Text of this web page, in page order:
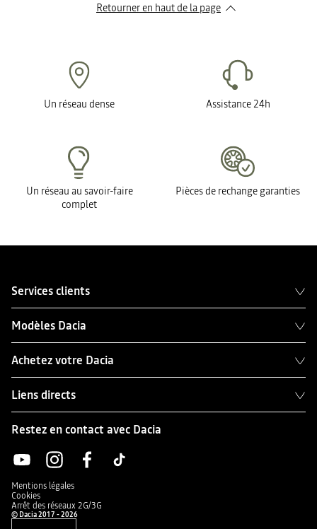
Retourner en haut de la page
Un réseau dense Assistance 24h
Un réseau au savoir-faire
complet
Pièces de rechange garanties
Services clients
Modèles Dacia
Achetez votre Dacia
Liens directs
Restez en contact avec Dacia
Mentions légales
Cookies
Arrêt des réseaux 2G/3G
© Dacia 2017 - 2026